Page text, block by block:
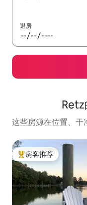
退房
这些房源在位置、干
热门「房客推荐」
房客推荐